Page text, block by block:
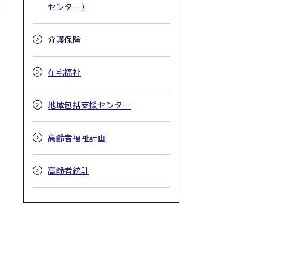
センター）
介護保険
在宅福祉
地域包括支援センター
高齢者福祉計画
高齢者統計